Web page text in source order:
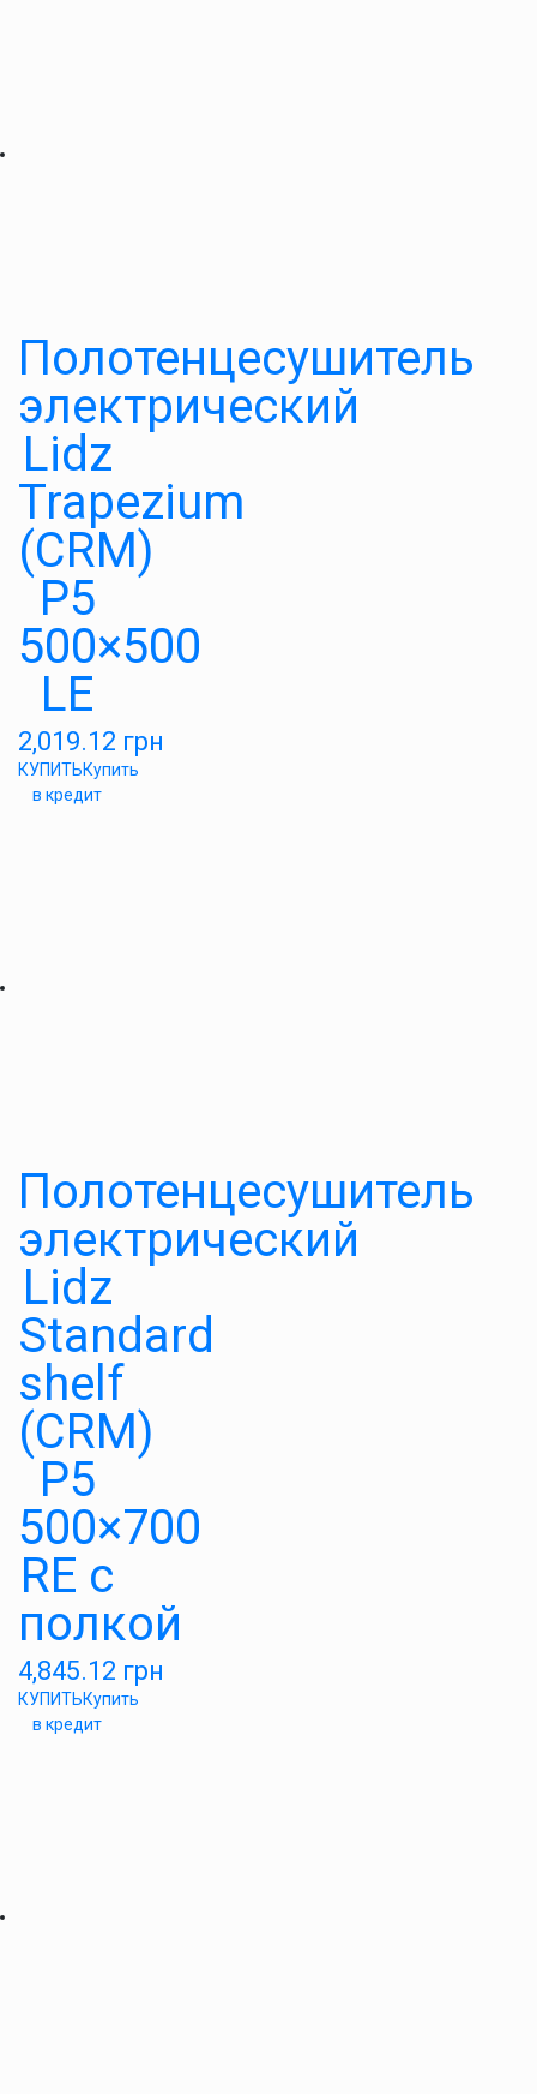
Полотенцесушитель
электрический
Lidz
Trapezium
(CRM)
P5
500×500
LE
2,019.12 грн
КУПИТЬКупить
в кредит
Полотенцесушитель
электрический
Lidz
Standard
shelf
(CRM)
P5
500×700
RE с
полкой
4,845.12 грн
КУПИТЬКупить
в кредит